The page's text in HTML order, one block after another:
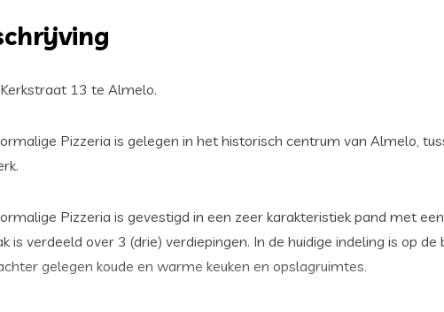
13 te Almelo.
Pizzeria is gelegen in het historisch centrum van Almelo,
Pizzeria is gevestigd in een zeer karakteristiek pand met
is verdeeld over 3 (drie) verdiepingen. In de huidige indeling is op
gelegen koude en warme keuken en opslagruimtes.